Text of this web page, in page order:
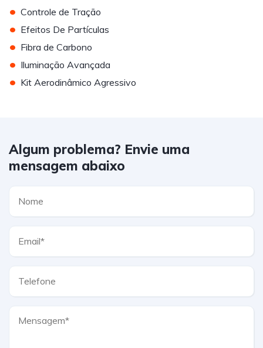
• Controle de Tração
• Efeitos De Partículas
• Fibra de Carbono
• Iluminação Avançada
• Kit Aerodinâmico Agressivo
Algum problema? Envie uma
mensagem abaixo